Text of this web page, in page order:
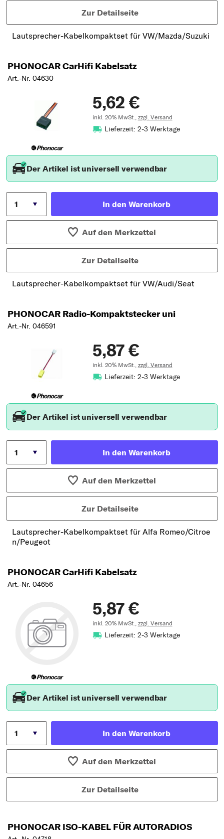
Zur Detailseite
Lautsprecher-Kabelkompaktset für VW/Mazda/Suzuki
PHONOCAR CarHifi Kabelsatz
Art.-Nr. 04630
5,62 €
inkl. 20% MwSt., zzgl. Versand
Lieferzeit: 2-3 Werktage
Der Artikel ist universell verwendbar
In den Warenkorb
Auf den Merkzettel
Zur Detailseite
Lautsprecher-Kabelkompaktset für VW/Audi/Seat
PHONOCAR Radio-Kompaktstecker uni
Art.-Nr. 046591
5,87 €
inkl. 20% MwSt., zzgl. Versand
Lieferzeit: 2-3 Werktage
Der Artikel ist universell verwendbar
In den Warenkorb
Auf den Merkzettel
Zur Detailseite
Lautsprecher-Kabelkompaktset für Alfa Romeo/Citroe
n/Peugeot
PHONOCAR CarHifi Kabelsatz
Art.-Nr. 04656
5,87 €
inkl. 20% MwSt., zzgl. Versand
Lieferzeit: 2-3 Werktage
Der Artikel ist universell verwendbar
In den Warenkorb
Auf den Merkzettel
Zur Detailseite
PHONOCAR ISO-KABEL FÜR AUTORADIOS